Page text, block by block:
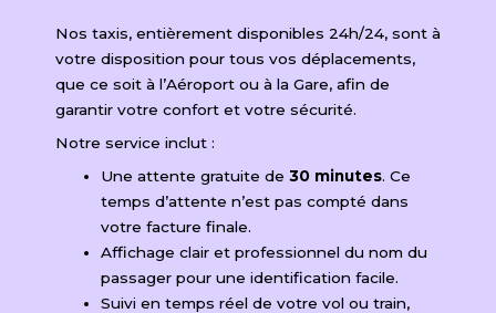
Nos taxis, entièrement disponibles 24h/24, sont à
votre disposition pour tous vos déplacements,
que ce soit à l’Aéroport ou à la Gare, afin de
garantir votre confort et votre sécurité.
Notre service inclut :
Une attente gratuite de30 minutes. Ce
temps d’attente n’est pas compté dans
votre facture finale.
Affichage clair et professionnel du nom du
passager pour une identification facile.
Suivi en temps réel de votre vol ou train,